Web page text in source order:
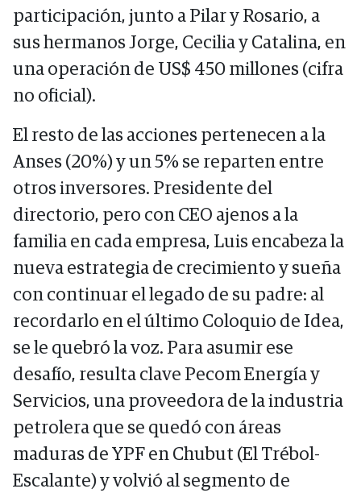
participación, junto a Pilar y Rosario, a
sus hermanos Jorge, Cecilia y Catalina, en
una operación de US$ 450 millones (cifra
no oficial).
El resto de las acciones pertenecen a la
Anses (20%) y un 5% se reparten entre
otros inversores. Presidente del
directorio, pero con CEO ajenos a la
familia en cada empresa, Luis encabeza la
nueva estrategia de crecimiento y sueña
con continuar el legado de su padre: al
recordarlo en el último Coloquio de Idea,
se le quebró la voz. Para asumir ese
desafío, resulta clave Pecom Energía y
Servicios, una proveedora de la industria
petrolera que se quedó con áreas
maduras de YPF en Chubut (El Trébol-
Escalante) y volvió al segmento de